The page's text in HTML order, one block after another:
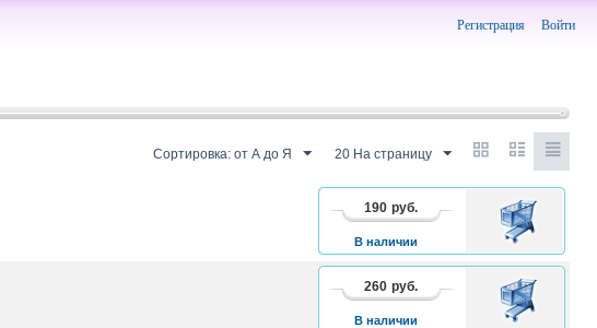
Войти
Регистрация
Сортировка: от А до Я 20 На страницу
190 руб.
В наличии
В
КОРЗИНУ
260 руб.
В наличии
В
КОРЗИНУ